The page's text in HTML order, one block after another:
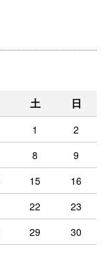
土 日
1
2
8
9
15
16
22
23
29
30